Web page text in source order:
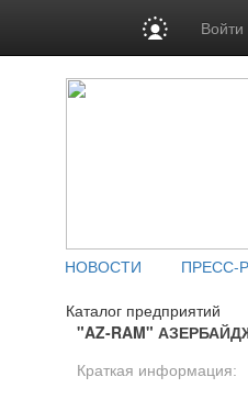
Войти
НОВОСТИ ПРЕСС-
Каталог предприятий
"AZ-RAM"
Краткая информация: